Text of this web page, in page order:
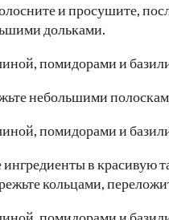
и просушите,
дольками.
небольшими
в красивую
кольцами,